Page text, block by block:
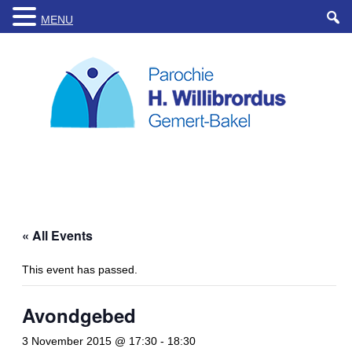
« All Events
This event has passed.
Avondgebed
3 November 2015 @ 17:30 - 18:30
MENU